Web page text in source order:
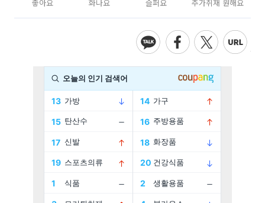
좋아요 화나요 슬퍼요 추가취재 원해요